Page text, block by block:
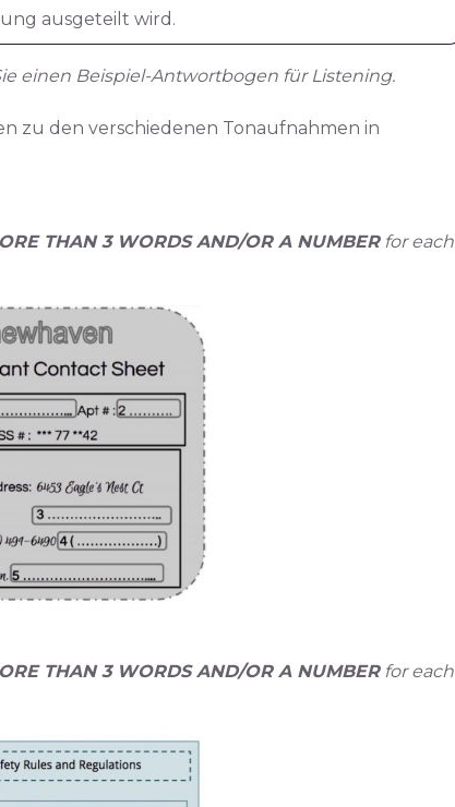
ausgeteilt wird.
einen Beispiel-Antwortbogen für Listening.
zu den verschiedenen Tonaufnahmen in
THAN 3 WORDS AND/OR A NUMBERfor each
THAN 3 WORDS AND/OR A NUMBERfor each